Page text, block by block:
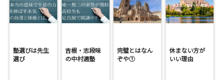
塾選びは先生
選び
吉根・志段味
の中村適塾
完璧とはなん
ぞや①
休まない方が
いい理由